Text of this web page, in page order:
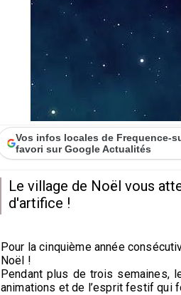
Vos infos locales de Frequence-
favori sur Google Actualités
Le village de Noël vous
d'artifice !
Pour la cinquième année
Noël !
Pendant plus de trois semaines,
animations et de l’esprit festif qui